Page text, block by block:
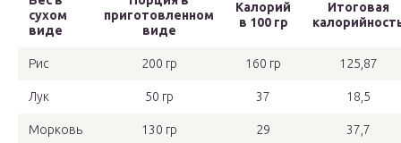
сухом
виде
приготовленном
виде
Калорий
в 100 гр
Итоговая
Рис 200 гр 160 гр 125,87
Лук 50 гр 37 18,5
Морковь 130 гр 29 37,7